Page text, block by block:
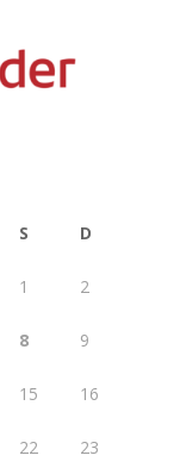
S D
1 2
8 9
15 16
22 23